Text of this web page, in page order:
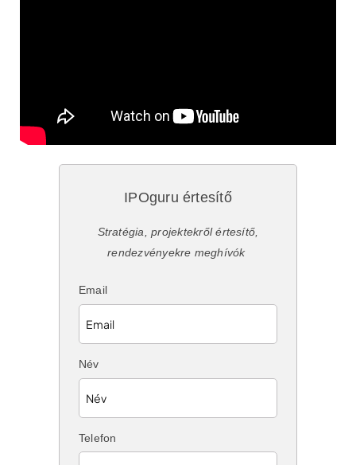
IPOguru értesítő
Stratégia, projektekről értesítő,
rendezvényekre meghívók
Email
Név
Telefon